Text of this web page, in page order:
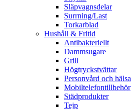
Släpvagnsdelar
Surrning/Last
Torkarblad
Hushåll & Fritid
Antibakteriellt​
Dammsugare
Grill
Högtryckstvättar
Personvård och hälsa
Mobiltelefontillbehör
Städprodukter
Tejp